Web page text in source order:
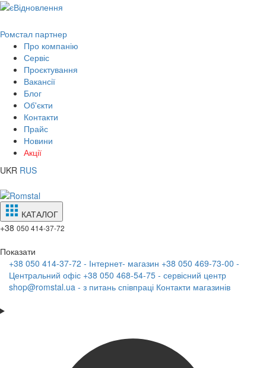
Ромстал партнер
Про компанію
Сервіс
Проєктування
Вакансії
Блог
Об'єкти
Контакти
Прайс
Новини
Акції
UKR RUS
КАТАЛОГ
+38 050 414-37-72
Показати
+38 050 414-37-72 - Інтернет- магазин +38 050 469-73-00 -
Центральний офіс +38 050 468-54-75 - сервісний центр
shop@romstal.ua - з питань співпраці Контакти магазинів